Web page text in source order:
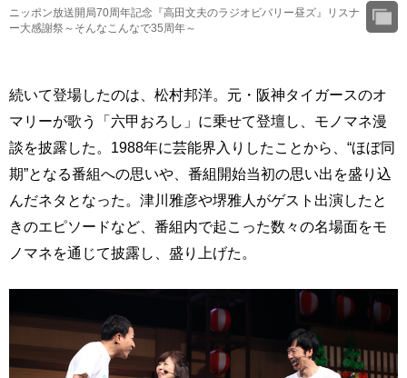
ニッポン放送開局70周年記念『高田文夫のラジオビバリー昼ズ』リスナ
ー大感謝祭～そんなこんなで35周年～
続いて登場したのは、松村邦洋。元・阪神タイガースのオ
マリーが歌う「六甲おろし」に乗せて登壇し、モノマネ漫
談を披露した。1988年に芸能界入りしたことから、“ほぼ同
期”となる番組への思いや、番組開始当初の思い出を盛り込
んだネタとなった。津川雅彦や堺雅人がゲスト出演したと
きのエピソードなど、番組内で起こった数々の名場面をモ
ノマネを通じて披露し、盛り上げた。